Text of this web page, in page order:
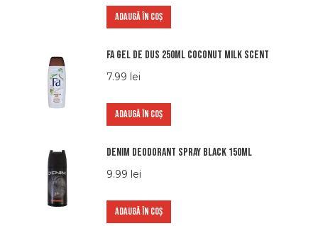
ADAUGĂ ÎN COȘ
Fa gel de dus 250ml coconut milk scent
7.99 lei
ADAUGĂ ÎN COȘ
Denim Deodorant Spray Black 150ml
9.99 lei
ADAUGĂ ÎN COȘ